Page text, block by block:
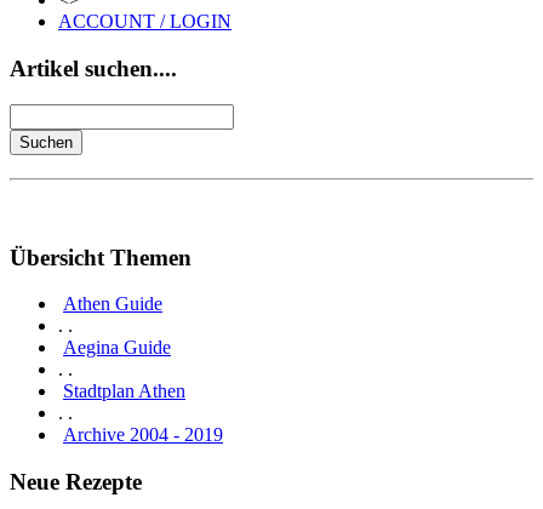
ACCOUNT / LOGIN
Artikel suchen....
Übersicht Themen
Athen Guide
. .
Aegina Guide
. .
Stadtplan Athen
. .
Archive 2004 - 2019
Neue Rezepte